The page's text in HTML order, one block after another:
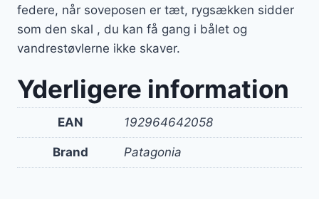
federe, når soveposen er tæt, rygsækken sidder
som den skal , du kan få gang i bålet og
vandrestøvlerne ikke skaver.
Yderligere information
EAN 192964642058
Brand Patagonia